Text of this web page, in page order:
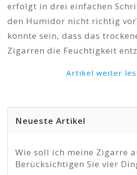
erfolgt in drei einfachen
den Humidor nicht richtig
könnte sein, dass das
Zigarren die Feuchtigkeit
Artikel weiter
Neueste Artikel
Wie soll ich meine Zigarre
Berücksichtigen Sie vier